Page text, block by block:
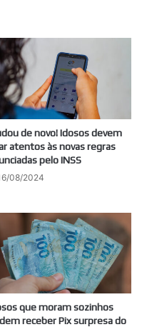
de novo! Idosos devem
atentos às novas regras
pelo INSS
08/2024
que moram sozinhos
receber Pix surpresa do